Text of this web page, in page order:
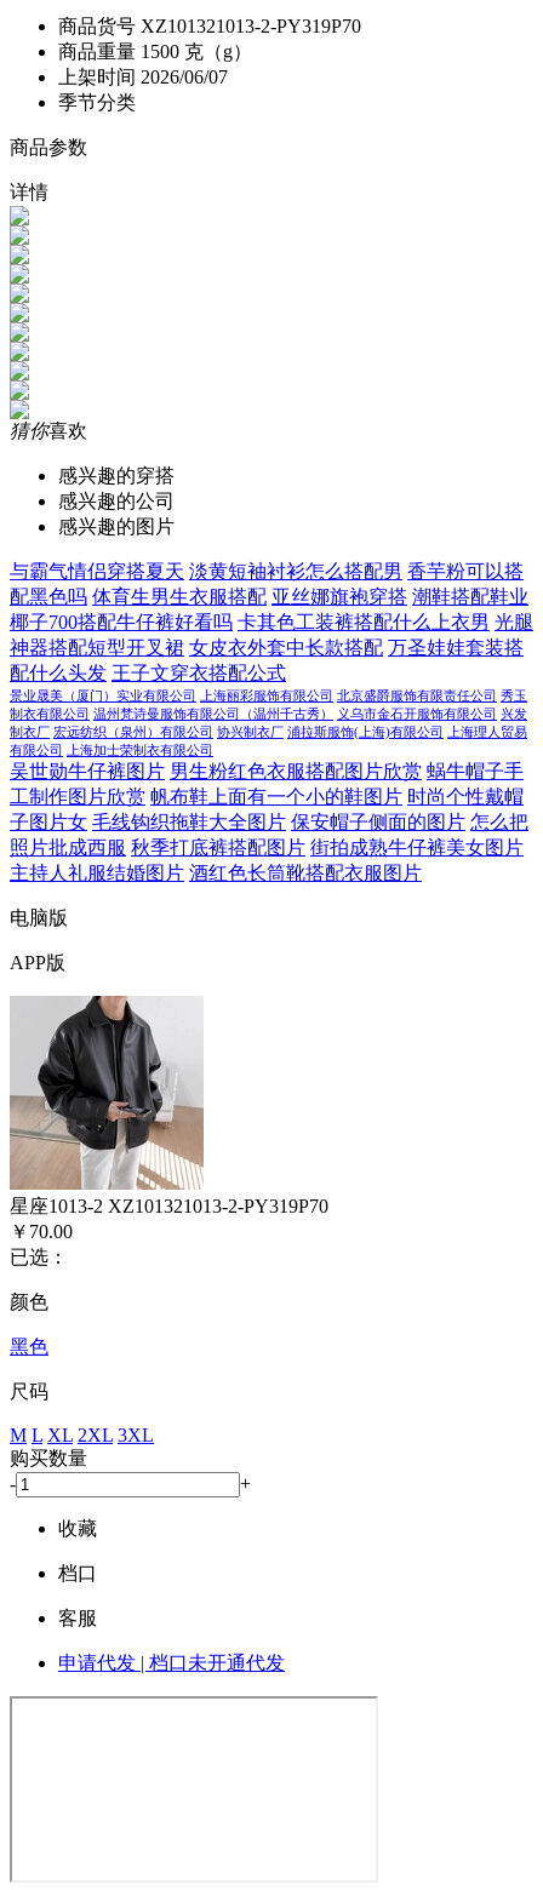
商品货号 XZ101321013-2-PY319P70
商品重量 1500 克（g）
上架时间 2026/06/07
季节分类
商品参数
详情
猜你喜欢
感兴趣的穿搭
感兴趣的公司
感兴趣的图片
与霸气情侣穿搭夏天 淡黄短袖衬衫怎么搭配男 香芋粉可以搭
配黑色吗 体育生男生衣服搭配 亚丝娜旗袍穿搭 潮鞋搭配鞋业
椰子700搭配牛仔裤好看吗 卡其色工装裤搭配什么上衣男 光腿
神器搭配短型开叉裙 女皮衣外套中长款搭配 万圣娃娃套装搭
配什么头发 王子文穿衣搭配公式
景业晟美（厦门）实业有限公司 上海丽彩服饰有限公司 北京盛爵服饰有限责任公司 秀玉
制衣有限公司 温州梵诗曼服饰有限公司（温州千古秀） 义乌市金石开服饰有限公司 兴发
制衣厂 宏远纺织（泉州）有限公司 协兴制衣厂 浦拉斯服饰(上海)有限公司
上海理人贸易
有限公司
上海加士荣制衣有限公司
吴世勋牛仔裤图片 男生粉红色衣服搭配图片欣赏 蜗牛帽子手
工制作图片欣赏 帆布鞋上面有一个小的鞋图片 时尚个性戴帽
子图片女 毛线钩织拖鞋大全图片 保安帽子侧面的图片 怎么把
照片批成西服 秋季打底裤搭配图片 街拍成熟牛仔裤美女图片
主持人礼服结婚图片 酒红色长筒靴搭配衣服图片
电脑版
APP版
星座1013-2 XZ101321013-2-PY319P70
￥70.00
已选：
颜色
黑色
尺码
M L XL 2XL 3XL
购买数量
-
+
收藏
档口
客服
申请代发 | 档口未开通代发